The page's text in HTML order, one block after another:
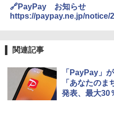
🔗PayPay お知らせ
https://paypay.ne.jp/notice/
関連記事
「PayPay」
「あなたの
発表、最大30